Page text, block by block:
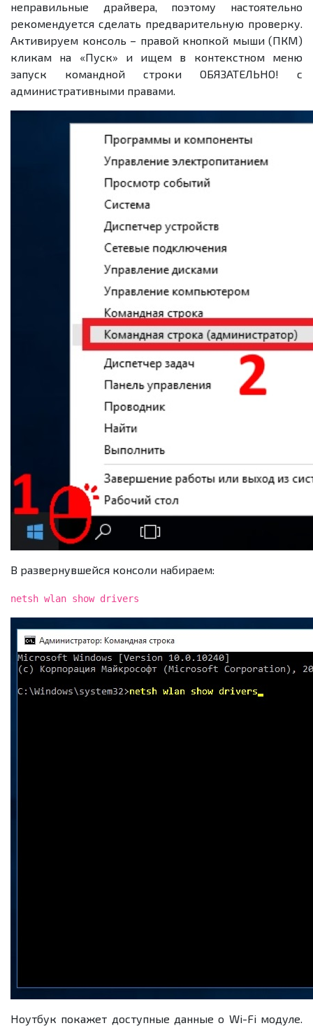
неправильные драйвера, поэтому настоятельно
рекомендуется сделать предварительную проверку.
Активируем консоль – правой кнопкой мыши (ПКМ)
кликам на «Пуск» и ищем в контекстном меню
запуск командной строки ОБЯЗАТЕЛЬНО! с
административными правами.
В развернувшейся консоли набираем:
netsh wlan show drivers
Ноутбук покажет доступные данные о Wi-Fi модуле.